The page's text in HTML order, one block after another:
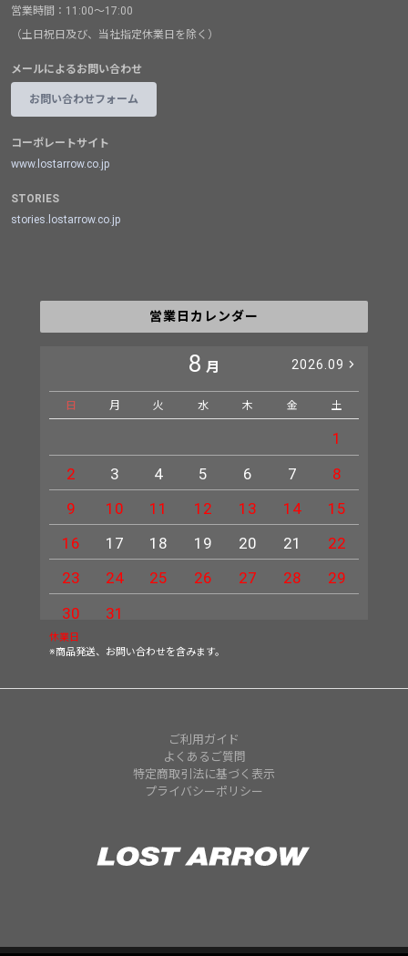
営業時間：11:00～17:00
（土日祝日及び、当社指定休業日を除く）
メールによるお問い合わせ
お問い合わせフォーム
コーポレートサイト
www.lostarrow.co.jp
STORIES
stories.lostarrow.co.jp
営業日カレンダー
8 月 2026.09
日 月 火 水 木 金 土
1
2
3 4 5 6 7
8
9
10 11 12 13 14
15
16
17 18 19 20 21
22
23
24 25 26 27 28
29
30
31
休業日
※商品発送、お問い合わせを含みます。
ご利用ガイド
よくあるご質問
特定商取引法に基づく表示
プライバシーポリシー